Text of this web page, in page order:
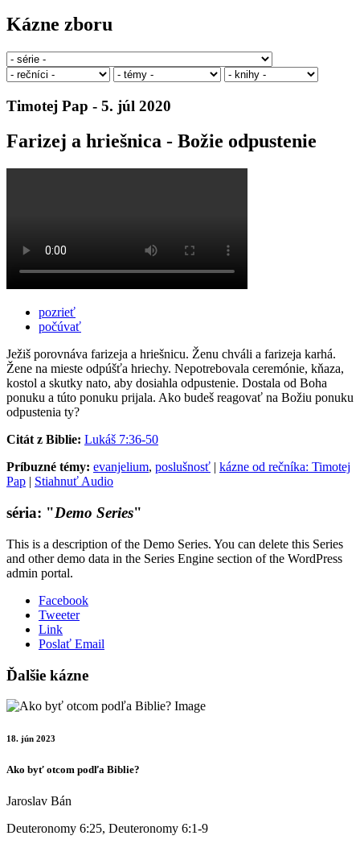
Kázne zboru
Timotej Pap - 5. júl 2020
Farizej a hriešnica - Božie odpustenie
pozrieť
počúvať
Ježiš porovnáva farizeja a hriešnicu. Ženu chváli a farizeja karhá.
Žene na mieste odpúšťa hriechy. Nepotrebovala ceremónie, kňaza,
kostol a skutky nato, aby dosiahla odpustenie. Dostala od Boha
ponuku a túto ponuku prijala. Ako budeš reagovať na Božiu ponuku
odpustenia ty?
Citát z Biblie: Lukáš 7:36-50
Príbuzné témy: evanjelium, poslušnosť | kázne od rečníka: Timotej
Pap | Stiahnuť Audio
séria: "Demo Series"
This is a description of the Demo Series. You can delete this Series
and other demo data in the Series Engine section of the WordPress
admin portal.
Facebook
Tweeter
Link
Poslať Email
Ďalšie kázne
18. jún 2023
Ako byť otcom podľa Biblie?
Jaroslav Bán
Deuteronomy 6:25, Deuteronomy 6:1-9